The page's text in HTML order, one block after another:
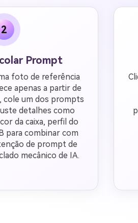
2
Prompt
foto de referência
apenas a partir de
cole um dos prompts
detalhes como
da caixa, perfil do
para combinar com
de prompt de
mecânico de IA.